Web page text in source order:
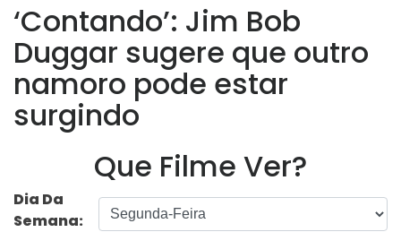
‘Contando’: Jim Bob
Duggar sugere que outro
namoro pode estar
surgindo
Que Filme Ver?
Dia Da
Semana: